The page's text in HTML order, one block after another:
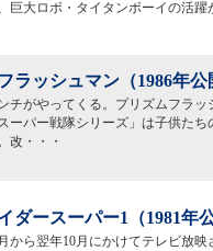
巨大ロボ・タイタンボーイの活躍
ラッシュマン（1986年公
チがやってくる。プリズムフラ
ーパー戦隊シリーズ」は子供た
改・・・
ダースーパー1（1981年
から翌年10月にかけてテレビ放